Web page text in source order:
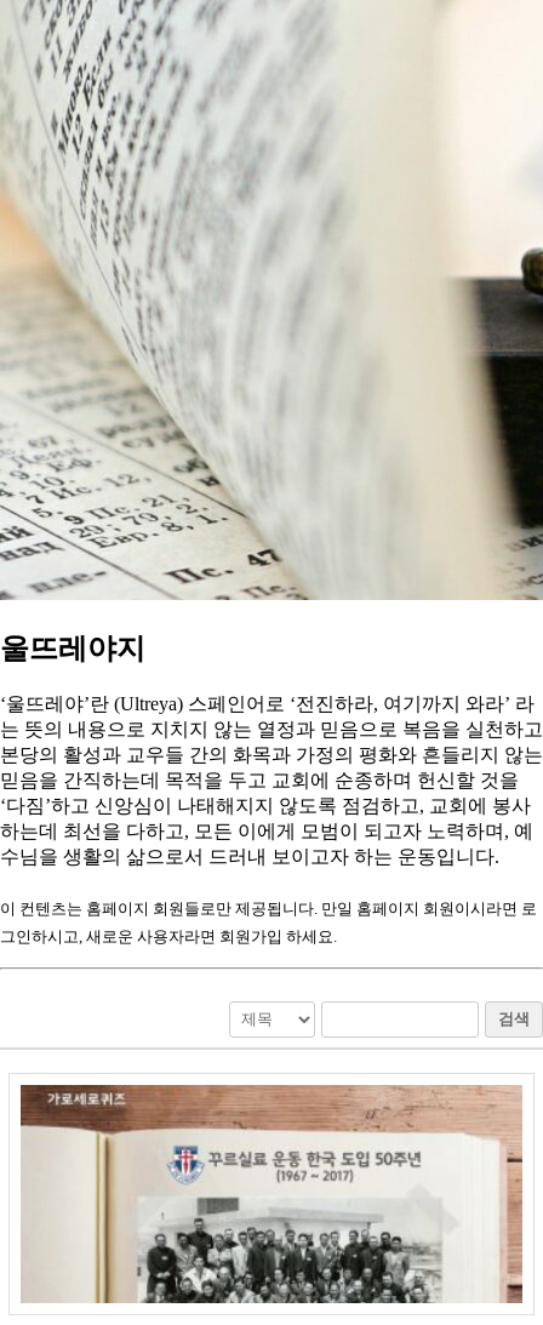
울뜨레야지
‘울뜨레야’란 (Ultreya) 스페인어로 ‘전진하라, 여기까지 와라’ 라
는 뜻의 내용으로 지치지 않는 열정과 믿음으로 복음을 실천하고
본당의 활성과 교우들 간의 화목과 가정의 평화와 흔들리지 않는
믿음을 간직하는데 목적을 두고 교회에 순종하며 헌신할 것을
‘다짐’하고 신앙심이 나태해지지 않도록 점검하고, 교회에 봉사
하는데 최선을 다하고, 모든 이에게 모범이 되고자 노력하며, 예
수님을 생활의 삶으로서 드러내 보이고자 하는 운동입니다.
이 컨텐츠는 홈페이지 회원들로만 제공됩니다. 만일 홈페이지 회원이시라면 로
그인하시고, 새로운 사용자라면 회원가입 하세요.
검색